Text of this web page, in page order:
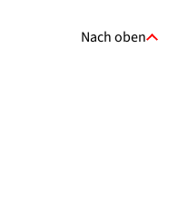
Nach oben